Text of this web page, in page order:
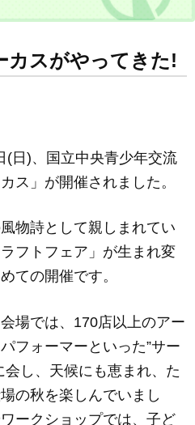
カスがやってきた!
e(日)、国立中央青少年交流
ス」が開催されました。
物詩として親しまれてい
フトフェア」が生まれ変
ての開催です。
場では、170店以上のアー
フォーマーといった”サー
会し、天候にも恵まれ、た
の秋を楽しんでいまし
ークショップでは、子ど